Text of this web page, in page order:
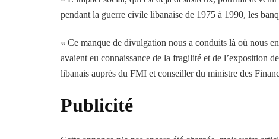
pendant la guerre civile libanaise de 1975 à 1990, les
« Ce manque de divulgation nous a conduits là où nous
avaient eu connaissance de la fragilité et de l’exposition
libanais auprès du FMI et conseiller du ministre des
Publicité